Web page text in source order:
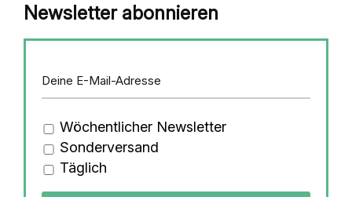
Newsletter abonnieren
Wöchentlicher Newsletter
Sonderversand
Täglich